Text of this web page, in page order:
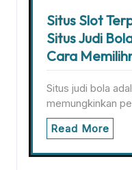
Situs Slot
Situs Judi
Cara
Situs judi bola
memungkinkan
Read More